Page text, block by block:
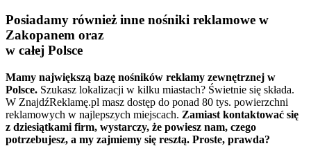
Posiadamy również inne nośniki reklamowe w
Zakopanem oraz
w całej Polsce
Mamy największą bazę nośników reklamy zewnętrznej w
Polsce. Szukasz lokalizacji w kilku miastach? Świetnie się składa.
W ZnajdźReklamę.pl masz dostęp do ponad 80 tys. powierzchni
reklamowych w najlepszych miejscach. Zamiast kontaktować się
z dziesiątkami firm, wystarczy, że powiesz nam, czego
potrzebujesz, a my zajmiemy się resztą. Proste, prawda?